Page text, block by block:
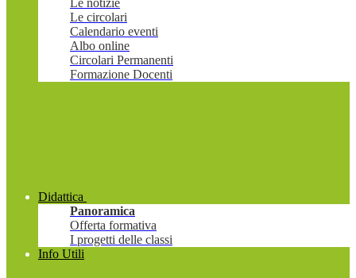
Le notizie
Le circolari
Calendario eventi
Albo online
Circolari Permanenti
Formazione Docenti
Didattica
Panoramica
Offerta formativa
I progetti delle classi
Info Utili